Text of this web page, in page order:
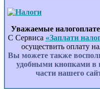
Уважаемые
С Сервиса «Заплати
осуществить оплату
Вы можете также
удобными кнопками в
части нашего